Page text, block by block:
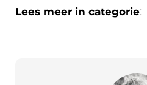
Lees meer in categorie: